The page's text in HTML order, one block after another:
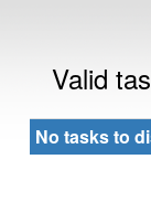
Valid
No tasks to